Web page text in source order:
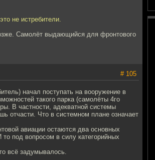
не истребители.
Самолёт выдающийся для фронтового
# 105
начал поступать на вооружение в
такого парка (самолёты 4го
В частности, адекватной системы
отчасти. Что в системном плане означает
авиации остаются два основных
под вопросом в силу категорийных
всё задумывалось.